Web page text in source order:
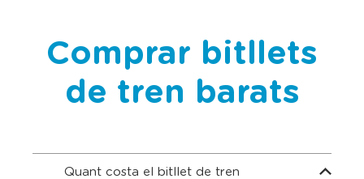
Comprar bitllets
de tren barats
Quant costa el bitllet de tren